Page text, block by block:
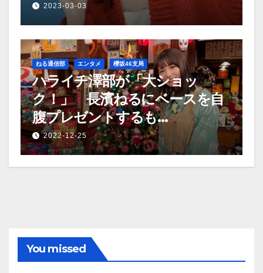
2023-03-03
ねる通信部 エンタメ 櫻坂46支局
ハライチ澤部が「大ショッ
ク！」 長濱ねるにベースを自
腹プレゼントするも…
2022-12-25
You missed